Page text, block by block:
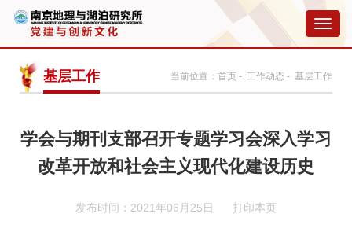
切
换
航
基层工作 当前位置： 首页 - 工作动态 - 基层工作
学会与期刊支部召开专题学习会深入学习
改革开放和社会主义现代化建设历史
发布时间：2021年06月25日 打印本页